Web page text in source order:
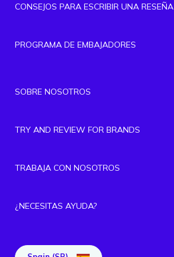
CONSEJOS PARA ESCRIBIR UNA RESEÑA
PROGRAMA DE EMBAJADORES
SOBRE NOSOTROS
TRY AND REVIEW FOR BRANDS
TRABAJA CON NOSOTROS
¿NECESITAS AYUDA?